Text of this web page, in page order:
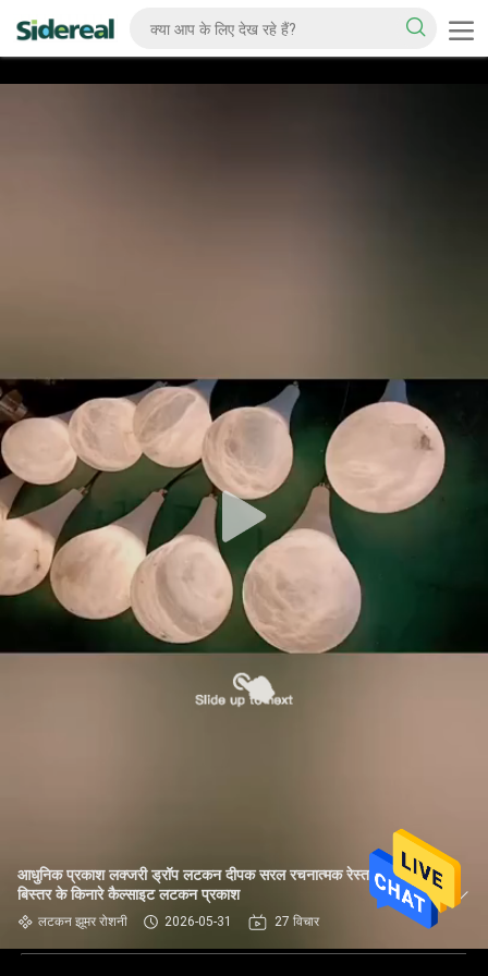
आधुनिक प्रकाश लक्जरी ड्रॉप लटकन दीपक सरल रचनात्मक रेस्तरां बार
बिस्तर के किनारे कैल्साइट लटकन प्रकाश
लटकन झूमर रोशनी 2026-05-31 27 विचार